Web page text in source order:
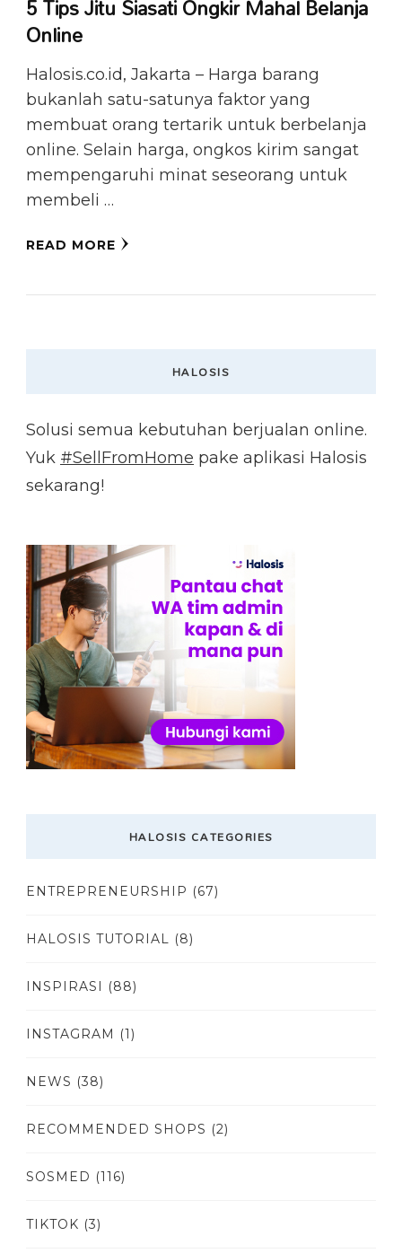
Online
Halosis.co.id, Jakarta – Harga barang
bukanlah satu-satunya faktor yang
membuat orang tertarik untuk berbelanja
online. Selain harga, ongkos kirim sangat
mempengaruhi minat seseorang untuk
membeli …
READ MORE
HALOSIS
Solusi semua kebutuhan berjualan online.
Yuk #SellFromHome pake aplikasi Halosis
sekarang!
HALOSIS CATEGORIES
ENTREPRENEURSHIP (67)
HALOSIS TUTORIAL (8)
INSPIRASI (88)
INSTAGRAM (1)
NEWS (38)
RECOMMENDED SHOPS (2)
SOSMED (116)
TIKTOK (3)